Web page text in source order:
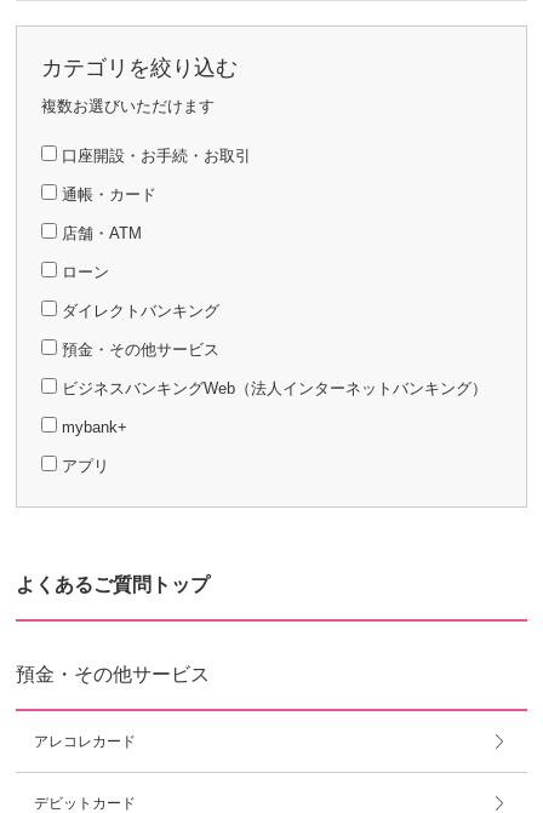
カテゴリを絞り込む
複数お選びいただけます
口座開設・お手続・お取引
通帳・カード
店舗・ATM
ローン
ダイレクトバンキング
預金・その他サービス
ビジネスバンキングWeb（法人インターネットバンキング）
mybank+
アプリ
よくあるご質問トップ
預金・その他サービス
アレコレカード
デビットカード